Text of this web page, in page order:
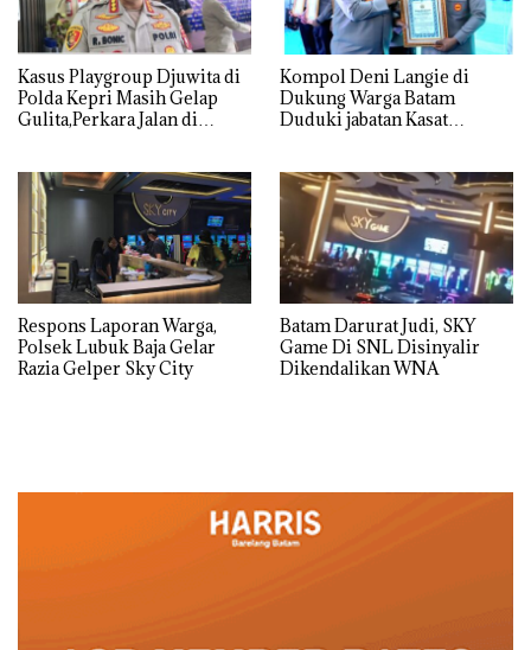
Kasus Playgroup Djuwita di
Polda Kepri Masih Gelap
Gulita,Perkara Jalan di
Kompol Deni Langie di
Dukung Warga Batam
Duduki jabatan Kasat
Respons Laporan Warga,
Polsek Lubuk Baja Gelar
Razia Gelper Sky City
Batam Darurat Judi, SKY
Game Di SNL Disinyalir
Dikendalikan WNA